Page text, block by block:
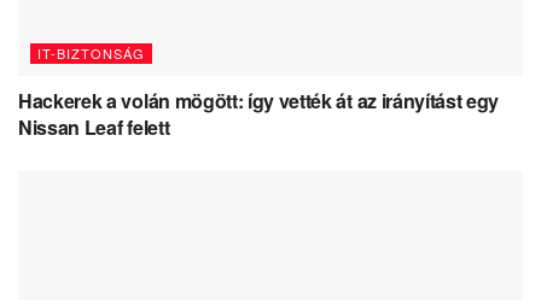
IT-BIZTONSÁG
Hackerek a volán mögött: így vették át az irányítást egy
Nissan Leaf felett